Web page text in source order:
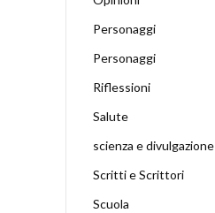
Personaggi
Personaggi
Riflessioni
Salute
scienza e divulgazione
Scritti e Scrittori
Scuola